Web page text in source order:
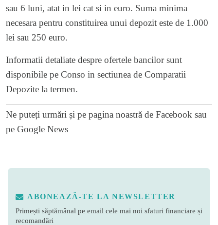
sau 6 luni, atat in lei cat si in euro. Suma minima
necesara pentru constituirea unui depozit este de 1.000
lei sau 250 euro.
Informatii detaliate despre ofertele bancilor sunt
disponibile pe Conso in sectiunea de Comparatii
Depozite la termen.
Ne puteți urmări și pe pagina noastră de Facebook sau
pe Google News
ABONEAZĂ-TE LA NEWSLETTER
Primești săptămânal pe email cele mai noi sfaturi financiare și
recomandări